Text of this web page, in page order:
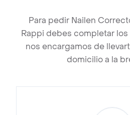
Para pedir Nailen
Rappi debes completar
nos encargamos de
domicilio a la